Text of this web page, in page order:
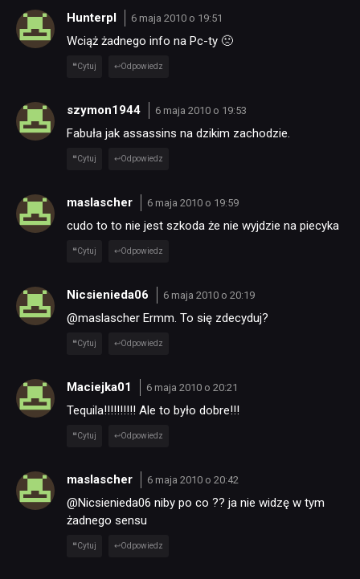
KULTURA
RETRO
TECHNOLOGIE
JUŻ GRALIŚMY
Hunterpl 6 maja 2010 o 19:51
Wciąż żadnego info na Pc-ty 🙁
Cytuj Odpowiedz
szymon1944 6 maja 2010 o 19:53
Fabuła jak assassins na dzikim zachodzie.
Cytuj Odpowiedz
maslascher 6 maja 2010 o 19:59
cudo to to nie jest szkoda że nie wyjdzie na piecyka
Cytuj Odpowiedz
Nicsienieda06 6 maja 2010 o 20:19
@maslascher Ermm. To się zdecyduj?
Cytuj Odpowiedz
Maciejka01 6 maja 2010 o 20:21
Tequila!!!!!!!!!! Ale to było dobre!!!
Cytuj Odpowiedz
maslascher 6 maja 2010 o 20:42
@Nicsienieda06 niby po co ?? ja nie widzę w tym
żadnego sensu
Cytuj Odpowiedz